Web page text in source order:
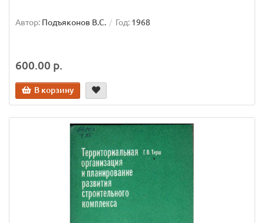
Автор: Подъяконов В.С. Год: 1968
600.00 р.
В корзину